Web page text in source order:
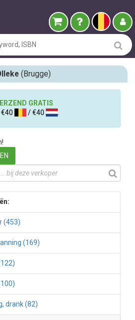
(Brugge)
GRATIS
/ €40 .
(453)
(169)
drank (82)